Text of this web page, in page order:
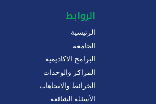
الروابط
الرئيسية
الجامعة
البرامج الاكاديمية
المراكز والوحدات
الخرائط والاتجاهات
الأسئلة الشائعة